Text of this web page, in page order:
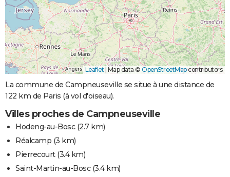
Leaflet Map data © OpenStreetMapcontributors
La commune de Campneuseville se situe à une distance de
122 km de Paris (à vol d'oiseau).
Villes proches de Campneuseville
Hodeng-au-Bosc(2.7 km)
Réalcamp (3 km)
Pierrecourt(3.4 km)
Saint-Martin-au-Bosc(3.4 km)